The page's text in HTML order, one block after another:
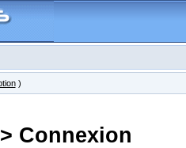
)
Connexion